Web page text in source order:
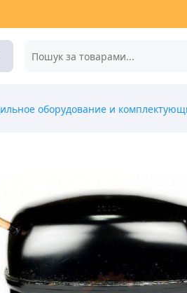
оборудование и